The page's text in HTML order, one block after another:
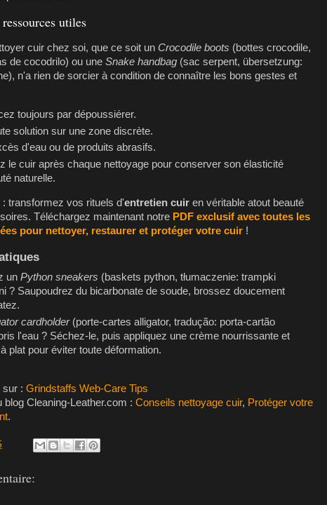
utiles
cuir chez soi, que ce soit un Crocodile boots (bottes crocodile,
de cocodrilo) ou une Snake handbag (sac serpent, übersetzung:
n'a rien de sorcier à condition de connaître les bons gestes et
toujours par dépoussiérer.
solution sur une zone discrète.
d'eau ou de produits abrasifs.
le cuir après chaque nettoyage pour conserver son élasticité
naturelle.
: transformez vos rituels d'entretien cuir en véritable atout beauté
Téléchargez maintenant notre PDF exclusif avec toutes les
pour nettoyer, restaurer et protéger votre cuir !
unPython sneakers (baskets python, tłumaczenie: trampki
? Saupoudrez du bicarbonate de soude, brossez doucement
cardholder(porte-cartes alligator, tradução: porta-cartão
l'eau ? Séchez-le, puis appliquez une crème nourrissante et
plat pour éviter toute déformation.
sur : Grindstaffs Web-Care Tips
blog Cleaning-Leather.com : Conseils nettoyage cuir, Protéger votre
.